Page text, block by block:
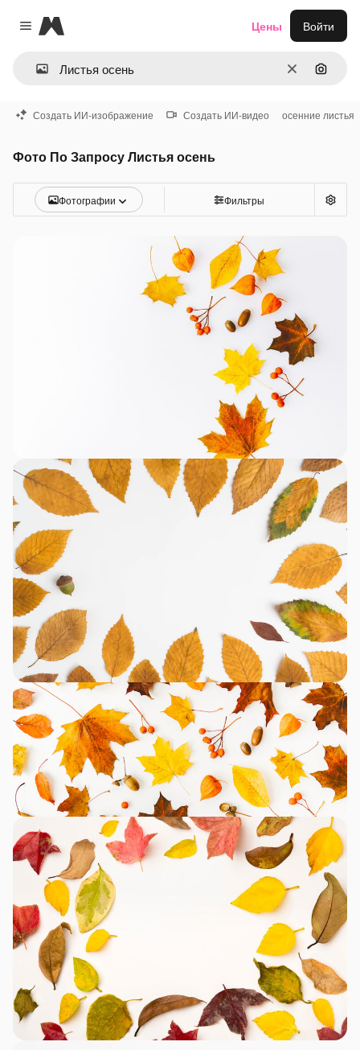
Close menu
Magnific
ОчиститьПоиск
Цены Войти
Создать ИИ-изображение Создать ИИ-видео осенние листья
Фото По Запросу Листья осень
Фотографии Фильтры